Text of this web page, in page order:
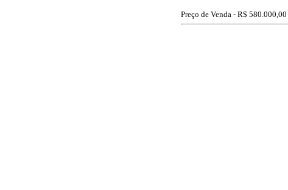
Preço de Venda - R$ 580.000,00